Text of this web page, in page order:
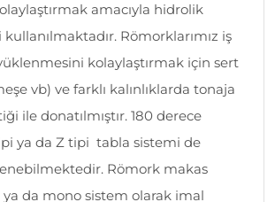
amacıyla hidrolik
Römorklarımız iş
kolaylaştırmak için sert
vb) ve farklı kalınlıklarda tonaja
ile donatılmıştır. 180 derece
ya da Z tipi tabla sistemi de
Römork makas
ya da mono sistem olarak imal